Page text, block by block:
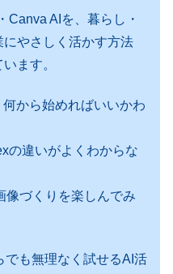
AIを、暮らし・
やさしく活かす方法
ます。
何から始めればいいかわ
の違いがよくわからな
像づくりを楽しんでみ
でも無理なく試せるAI活